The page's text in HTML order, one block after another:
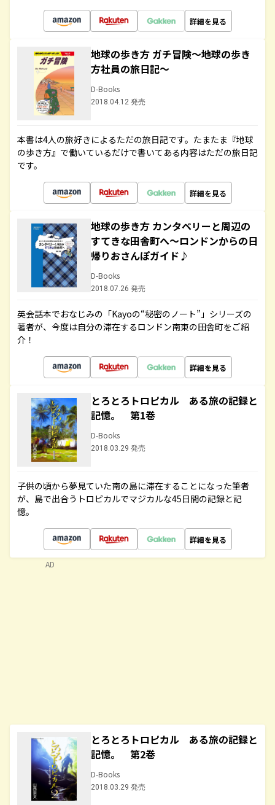
詳細を見る
地球の歩き方 ガチ冒険～地球の歩き
方社員の旅日記～
D-Books
2018.04.12 発売
本書は4人の旅好きによるただの旅日記です。たまたま『地球
の歩き方』で働いているだけで書いてある内容はただの旅日記
です。
詳細を見る
地球の歩き方 カンタベリーと周辺の
すてきな田舎町へ～ロンドンからの日
帰りおさんぽガイド♪
D-Books
2018.07.26 発売
英会話本でおなじみの「Kayoの“秘密のノート”」シリーズの
著者が、今度は自分の滞在するロンドン南東の田舎町をご紹
介！
詳細を見る
とろとろトロピカル ある旅の記録と
記憶。 第1巻
D-Books
2018.03.29 発売
子供の頃から夢見ていた南の島に滞在することになった筆者
が、島で出合うトロピカルでマジカルな45日間の記録と記
憶。
詳細を見る
とろとろトロピカル ある旅の記録と
記憶。 第2巻
D-Books
2018.03.29 発売
AD